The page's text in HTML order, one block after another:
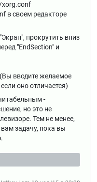
xorg.conf
в своем редакторе
прокрутить вниз
"EndSection" и
вводите желаемое
оно отличается)
-
но это не
Тем не менее,
задачу, пока вы